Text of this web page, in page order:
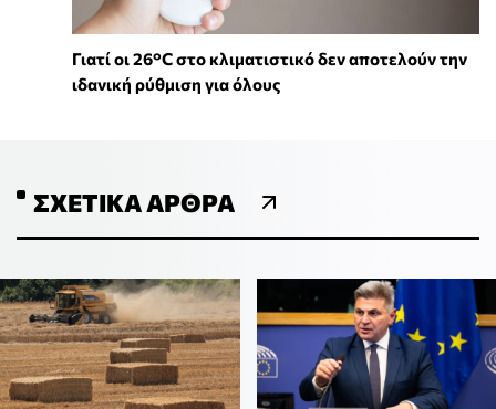
Γιατί οι 26°C στο κλιματιστικό δεν αποτελούν την
ιδανική ρύθμιση για όλους
ΣΧΕΤΙΚΆ ΆΡΘΡΑ